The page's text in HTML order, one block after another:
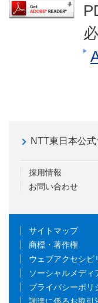
NTT東日本公式
採用情報
お問い合わせ
サイトマップ
商標・著作権
ウェブアクセシビ
ソーシャルメディ
プライバシーポリ
調達に係るお取引